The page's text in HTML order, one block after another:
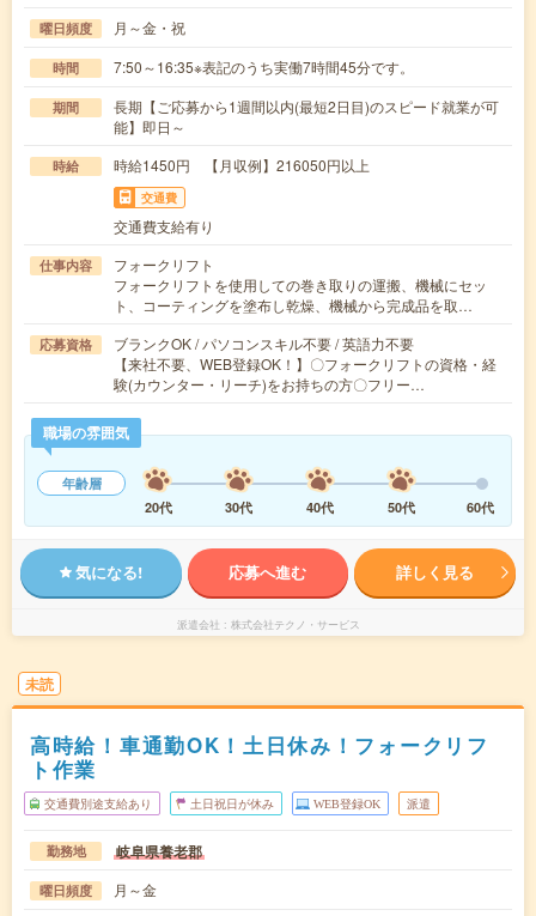
曜日頻度 月～金・祝
時間 7:50～16:35※表記のうち実働7時間45分です。
期間
長期【ご応募から1週間以内(最短2日目)のスピード就業が可
能】即日～
時給 時給1450円 【月収例】216050円以上
交通費
交通費支給有り
仕事内容
フォークリフト
フォークリフトを使用しての巻き取りの運搬、機械にセッ
ト、コーティングを塗布し乾燥、機械から完成品を取…
応募資格
ブランクOK / パソコンスキル不要 / 英語力不要
【来社不要、WEB登録OK！】〇フォークリフトの資格・経
験(カウンター・リーチ)をお持ちの方〇フリー…
職場の雰囲気
年齢層
20代
30代 40代 50代 60代
気になる! 応募へ進む 詳しく見る
派遣会社 株式会社テクノ・サービス
未読
高時給！車通勤OK！土日休み！フォークリフ
ト作業
交通費別途支給あり 土日祝日が休み WEB登録OK 派遣
勤務地 岐阜県養老郡
曜日頻度 月～金